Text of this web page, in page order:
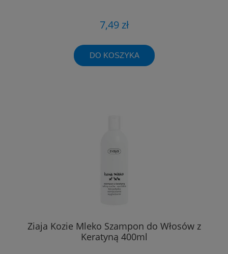
7,49 zł
DO KOSZYKA
Ziaja Kozie Mleko Szampon do Włosów z
Keratyną 400ml